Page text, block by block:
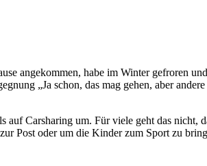
angekommen, habe im Winter gefroren
„Ja schon, das mag gehen, aber
Carsharing um. Für viele geht das nicht,
Post oder um die Kinder zum Sport zu